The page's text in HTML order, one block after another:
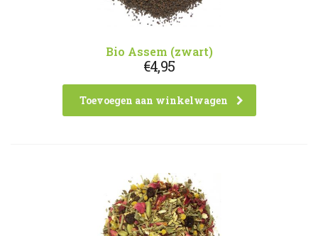
Bio Assem (zwart)
€4,95
Toevoegen aan winkelwagen